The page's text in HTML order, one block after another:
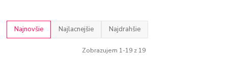
Najnovšie Najlacnejšie Najdrahšie
Zobrazujem 1-19 z 19